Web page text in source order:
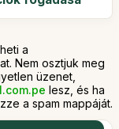
a
Nem osztjuk meg
üzenet,
lesz, és ha
a spam mappáját.